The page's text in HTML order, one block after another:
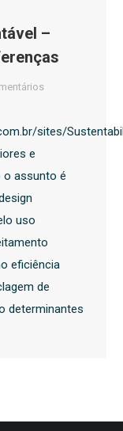
–
sites/
e
o assunto é
uso
eficiência
de
determinantes